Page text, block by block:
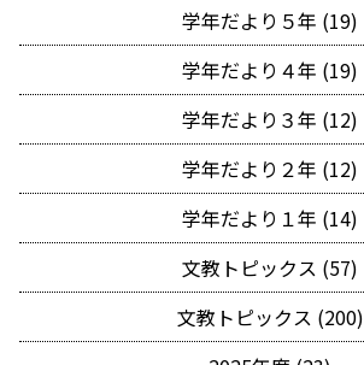
学年だより５年 (19)
学年だより４年 (19)
学年だより３年 (12)
学年だより２年 (12)
学年だより１年 (14)
文教トピックス (57)
文教トピックス (200)